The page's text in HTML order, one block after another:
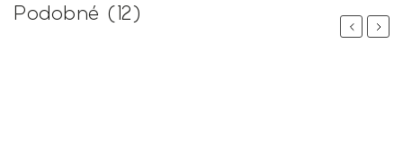
Podobné (12)
PreviousNext